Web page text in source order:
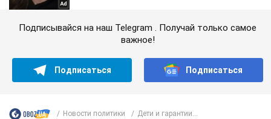
Подписывайся на наш Telegram . Получай только самое
важное!
Подписаться Подписаться
Новости политики Дети и гарантии...